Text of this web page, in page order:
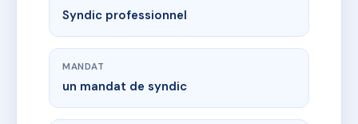
Syndic professionnel
MANDAT
un mandat de syndic